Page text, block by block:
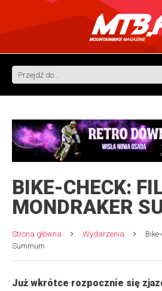
BIKE-CHECK:
MONDRAKER
Strona główna Wydarzenia
Summum
Już wkrótce rozpocznie się